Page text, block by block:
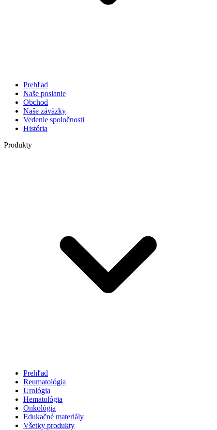
Prehľad
Naše poslanie
Obchod
Naše záväzky
Vedenie spoločnosti
História
Produkty
Prehľad
Reumatológia
Urológia
Hematológia
Onkológia
Edukačné materiály
Všetky produkty